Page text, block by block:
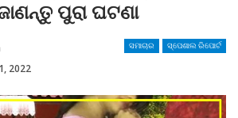
ପୁରା ଘଟଣା
ସମାଚାର ସ୍ପେଶାଲ ରିପୋର୍ଟ
2022